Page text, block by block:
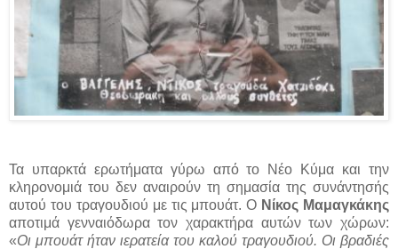
Τα υπαρκτά ερωτήματα γύρω από το Νέο Κύμα και την
κληρονομιά του δεν αναιρούν τη σημασία της συνάντησής
αυτού του τραγουδιού με τις μπουάτ. Ο Νίκος Μαμαγκάκης
αποτιμά γενναιόδωρα τον χαρακτήρα αυτών των χώρων:
«Οι μπουάτ ήταν ιερατεία του καλού τραγουδιού. Οι βραδιές